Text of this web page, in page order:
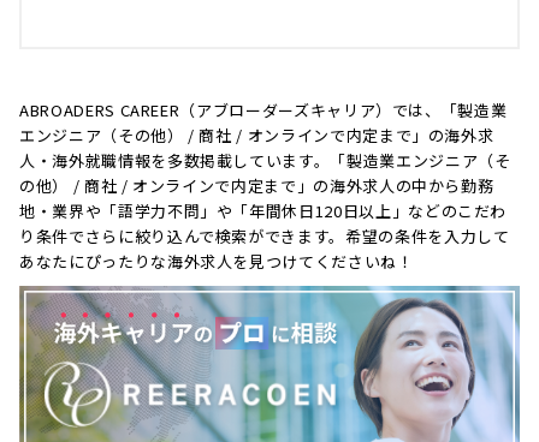
ABROADERS CAREER（アブローダーズキャリア）では、「製造業
エンジニア（その他） / 商社 / オンラインで内定まで」の海外求
人・海外就職情報を多数掲載しています。「製造業エンジニア（そ
の他） / 商社 / オンラインで内定まで」の海外求人の中から勤務
地・業界や「語学力不問」や「年間休日120日以上」などのこだわ
り条件でさらに絞り込んで検索ができます。希望の条件を入力して
あなたにぴったりな海外求人を見つけてくださいね！